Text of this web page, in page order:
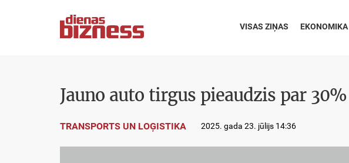
VISAS ZIŅAS EKONOMIKA
Jauno auto tirgus pieaudzis par 30%
TRANSPORTS UN LOĢISTIKA 2025. gada 23. jūlijs 14:36